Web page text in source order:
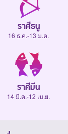
ราศีธนู
16 ธ.ค.-13 ม.ค.
ราศีมีน
14 มี.ค.-12 เม.ย.